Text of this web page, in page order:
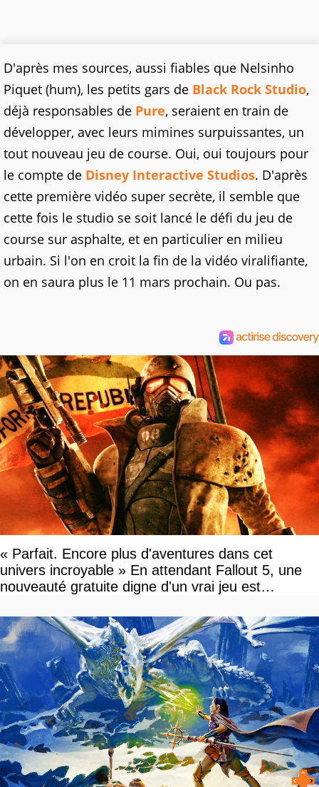
D'après mes sources, aussi fiables que Nelsinho
Piquet (hum), les petits gars de Black Rock Studio,
déjà responsables de Pure, seraient en train de
développer, avec leurs mimines surpuissantes, un
tout nouveau jeu de course. Oui, oui toujours pour
le compte de Disney Interactive Studios. D'après
cette première vidéo super secrète, il semble que
cette fois le studio se soit lancé le défi du jeu de
course sur asphalte, et en particulier en milieu
urbain. Si l'on en croit la fin de la vidéo viralifiante,
on en saura plus le 11 mars prochain. Ou pas.
« Parfait. Encore plus d'aventures dans cet
univers incroyable » En attendant Fallout 5, une
nouveauté gratuite digne d'un vrai jeu est